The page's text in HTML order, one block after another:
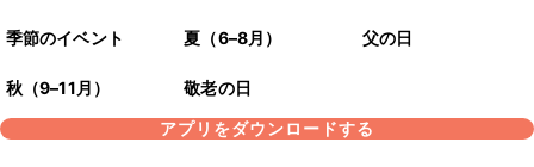
季節のイベント 夏（6–8月） 父の日
秋（9–11月）
敬老の日
アプリをダウンロードする